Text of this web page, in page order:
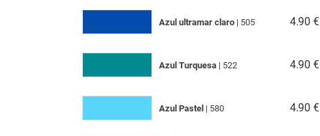
Azul ultramar claro| 505 4.90 €
Azul Turquesa| 522 4.90 €
Azul Pastel | 580 4.90 €